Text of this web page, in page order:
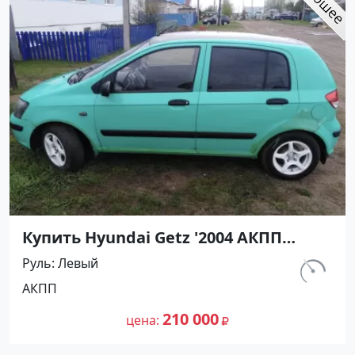
Купить Hyundai Getz '2004 АКПП
(1300/82 л.с.) Бензин инжектор
Крымск цвет Зеленый Хетчбэк по
цене 210000 рублей, объявление
№27348 на сайте Авторынок23
км.
Руль Левый
АКПП
цена 210 000